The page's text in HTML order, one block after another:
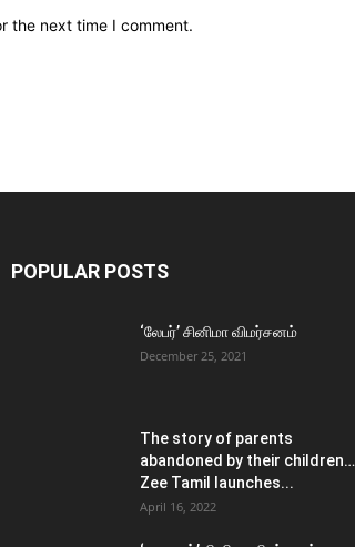
the next time I comment.
POPULAR POSTS
‘லேபர்’ சினிமா விமர்சனம்
December 25, 2021
The story of parents
abandoned by their children…
Zee Tamil launches...
April 16, 2022